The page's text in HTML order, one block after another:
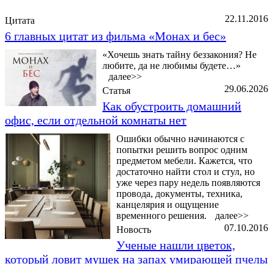
22.11.2016
Цитата
6 главных цитат из фильма «Монах и бес»
«Хочешь знать тайну беззакония? Не
любите, да не любимы будете…»
далее>>
29.06.2026
Статья
Как обустроить домашний
офис, если отдельной комнаты нет
Ошибки обычно начинаются с
попытки решить вопрос одним
предметом мебели. Кажется, что
достаточно найти стол и стул, но
уже через пару недель появляются
провода, документы, техника,
канцелярия и ощущение
временного решения.
далее>>
07.10.2016
Новость
Ученые нашли цветок,
который ловит мушек на запах умирающей пчелы